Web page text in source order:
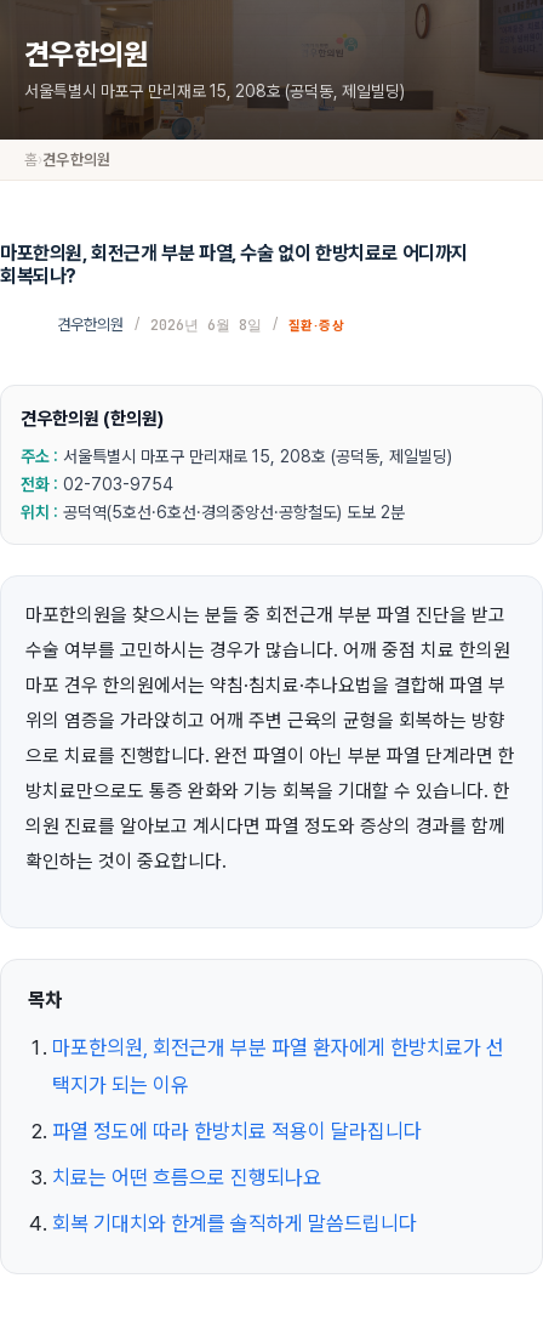
견우한의원
서울특별시 마포구 만리재로 15, 208호 (공덕동, 제일빌딩)
홈›견우한의원
으
로
건
마포한의원, 회전근개 부분 파열, 수술 없이 한방치료로 어디까지
회복되나?
견우한의원 2026년 6월 8일 질환·증상
견우한의원 (한의원)
주소 : 서울특별시 마포구 만리재로 15, 208호 (공덕동, 제일빌딩)
전화 : 02-703-9754
위치 : 공덕역(5호선·6호선·경의중앙선·공항철도) 도보 2분
마포한의원을 찾으시는 분들 중 회전근개 부분 파열 진단을 받고
수술 여부를 고민하시는 경우가 많습니다. 어깨 중점 치료 한의원
마포 견우 한의원에서는 약침·침치료·추나요법을 결합해 파열 부
위의 염증을 가라앉히고 어깨 주변 근육의 균형을 회복하는 방향
으로 치료를 진행합니다. 완전 파열이 아닌 부분 파열 단계라면 한
방치료만으로도 통증 완화와 기능 회복을 기대할 수 있습니다. 한
의원 진료를 알아보고 계시다면 파열 정도와 증상의 경과를 함께
확인하는 것이 중요합니다.
목차
마포한의원, 회전근개 부분 파열 환자에게 한방치료가 선
택지가 되는 이유
파열 정도에 따라 한방치료 적용이 달라집니다
치료는 어떤 흐름으로 진행되나요
회복 기대치와 한계를 솔직하게 말씀드립니다